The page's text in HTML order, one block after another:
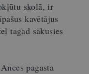
skolā, ir
kavētājus
tagad sākusies
pagasta